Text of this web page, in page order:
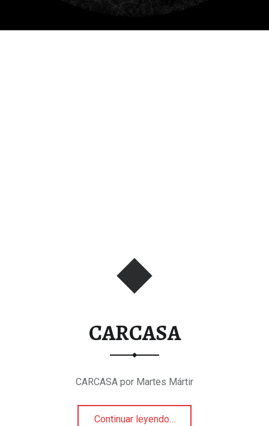
CARCASA
CARCASA por Martes Mártir
Continuar leyendo…